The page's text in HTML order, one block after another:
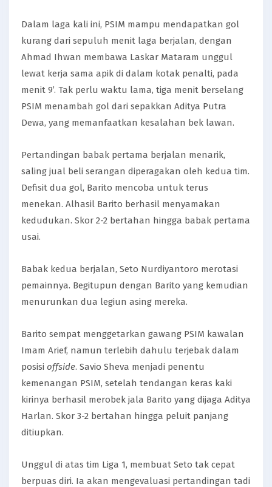
Dalam laga kali ini, PSIM mampu mendapatkan gol
kurang dari sepuluh menit laga berjalan, dengan
Ahmad Ihwan membawa Laskar Mataram unggul
lewat kerja sama apik di dalam kotak penalti, pada
menit 9’. Tak perlu waktu lama, tiga menit berselang
PSIM menambah gol dari sepakkan Aditya Putra
Dewa, yang memanfaatkan kesalahan bek lawan.
Pertandingan babak pertama berjalan menarik,
saling jual beli serangan diperagakan oleh kedua tim.
Defisit dua gol, Barito mencoba untuk terus
menekan. Alhasil Barito berhasil menyamakan
kedudukan. Skor 2-2 bertahan hingga babak pertama
usai.
Babak kedua berjalan, Seto Nurdiyantoro merotasi
pemainnya. Begitupun dengan Barito yang kemudian
menurunkan dua legiun asing mereka.
Barito sempat menggetarkan gawang PSIM kawalan
Imam Arief, namun terlebih dahulu terjebak dalam
posisi offside. Savio Sheva menjadi penentu
kemenangan PSIM, setelah tendangan keras kaki
kirinya berhasil merobek jala Barito yang dijaga Aditya
Harlan. Skor 3-2 bertahan hingga peluit panjang
ditiupkan.
Unggul di atas tim Liga 1, membuat Seto tak cepat
berpuas diri. Ia akan mengevaluasi pertandingan tadi